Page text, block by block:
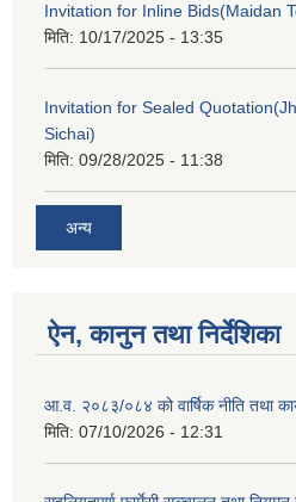
Invitation for Inline Bids(Maidan
मिति: 10/17/2025 - 13:35
Invitation for Sealed
Sichai)
मिति: 09/28/2025 - 11:38
अन्य
ऐन, कानुन तथा निर्देशिका
आ.व. २०८३/०८४ को वार्षिक नीति तथा
मिति: 07/10/2026 - 12:31